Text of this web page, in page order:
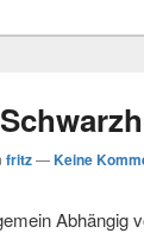
fritz—Keine
Abhängig